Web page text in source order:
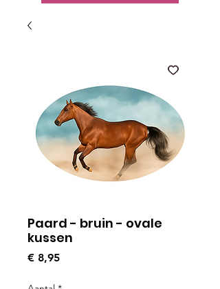
Paard - bruin - ovale
kussen
€ 8,95Prijs